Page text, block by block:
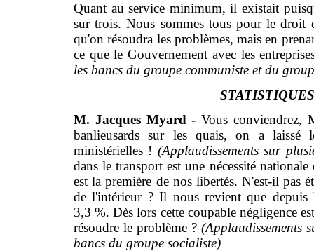
Quant au service minimum, il existait
sur trois. Nous sommes tous pour le droit
qu'on résoudra les problèmes, mais en
ce que le Gouvernement avec les
les bancs du groupe communiste et du
M. Jacques Myard -Vous conviendrez,
banlieusards sur les quais, on a laissé
ministérielles ! (Applaudissements sur
dans le transport est une nécessité
est la première de nos libertés. N'est-il pas
de l'intérieur ? Il nous revient que depuis
3,3 %. Dès lors cette coupable négligence
résoudre le problème ? (Applaudissements
bancs du groupe socialiste)